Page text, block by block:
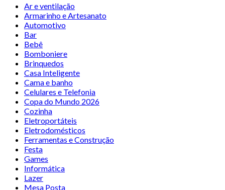
Ar e ventilação
Armarinho e Artesanato
Automotivo
Bar
Bebê
Bomboniere
Brinquedos
Casa Inteligente
Cama e banho
Celulares e Telefonia
Copa do Mundo 2026
Cozinha
Eletroportáteis
Eletrodomésticos
Ferramentas e Construção
Festa
Games
Informática
Lazer
Mesa Posta